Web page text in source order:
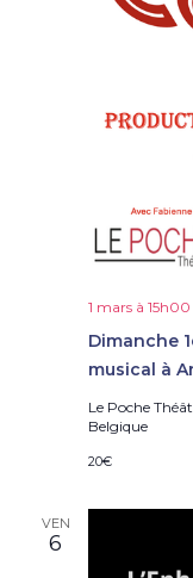
Dimanche
musical à
1 mars à 15h00
Le Poche
Belgique
20€
VEN
6